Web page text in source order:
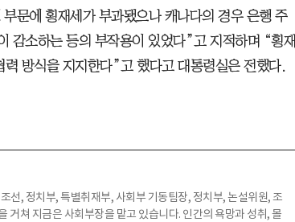
문에 횡재세가 부과됐으나 캐나다의 경우 은행 주
감소하는 등의 부작용이 있었다”고 지적하며 “횡재
방식을 지지한다”고 했다고 대통령실은 전했다.
선, 정치부, 특별취재부, 사회부 기동팀장, 정치부, 논설위원, 조
거쳐 지금은 사회부장을 맡고 있습니다. 인간의 욕망과 성취, 몰